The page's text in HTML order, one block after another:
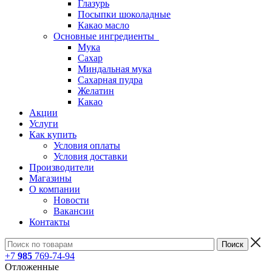
Глазурь
Посыпки шоколадные
Какао масло
Основные ингредиенты
Мука
Сахар
Миндальная мука
Сахарная пудра
Желатин
Какао
Акции
Услуги
Как купить
Условия оплаты
Условия доставки
Производители
Магазины
О компании
Новости
Вакансии
Контакты
+7 985 769-74-94
Отложенные